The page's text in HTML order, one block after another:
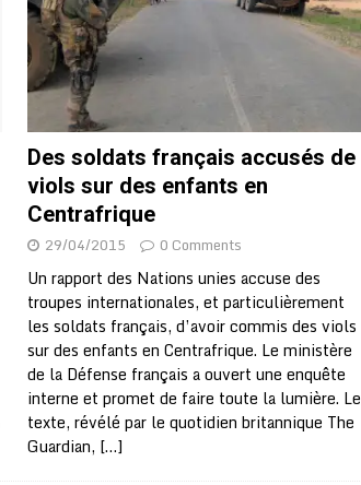
Des soldats français accusés de
viols sur des enfants en
Centrafrique
29/04/2015 0 Comments
Un rapport des Nations unies accuse des
troupes internationales, et particulièrement
les soldats français, d’avoir commis des viols
sur des enfants en Centrafrique. Le ministère
de la Défense français a ouvert une enquête
interne et promet de faire toute la lumière. Le
texte, révélé par le quotidien britannique The
Guardian, […]